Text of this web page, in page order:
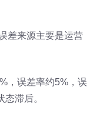
差来源主要是运营
，误差率约5%，误
滞后。